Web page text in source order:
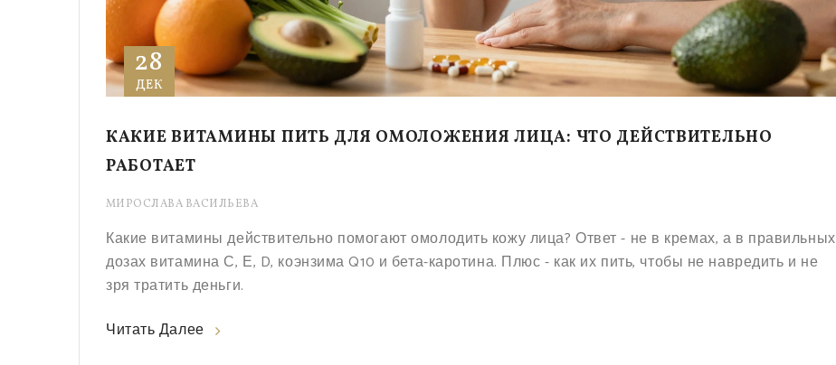
28
ДЕК
КАКИЕ ВИТАМИНЫ ПИТЬ ДЛЯ ОМОЛОЖЕНИЯ ЛИЦА: ЧТО ДЕЙСТВИТЕЛЬНО
РАБОТАЕТ
МИРОСЛАВА ВАСИЛЬЕВА
Какие витамины действительно помогают омолодить кожу лица? Ответ - не в кремах, а в правильных
дозах витамина С, Е, D, коэнзима Q10 и бета-каротина. Плюс - как их пить, чтобы не навредить и не
зря тратить деньги.
Читать Далее